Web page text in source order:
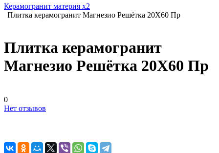
Керамогранит материя x2
Плитка керамогранит Магнезио Решётка 20X60 Пр
Плитка керамогранит
Магнезио Решётка 20X60 Пр
0
Нет отзывов